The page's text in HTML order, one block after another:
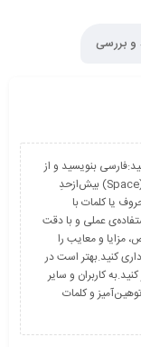
و بررسی
بنویسید و از
کیبورد فارسی استفاده کنید. بهتر است از فضای خالی (Space) بیش‌از‌حدِ
یا کلمات با
عملی و با دقت
و معایب را
کنید.بهتر است در
کاربران و سایر
و کلمات